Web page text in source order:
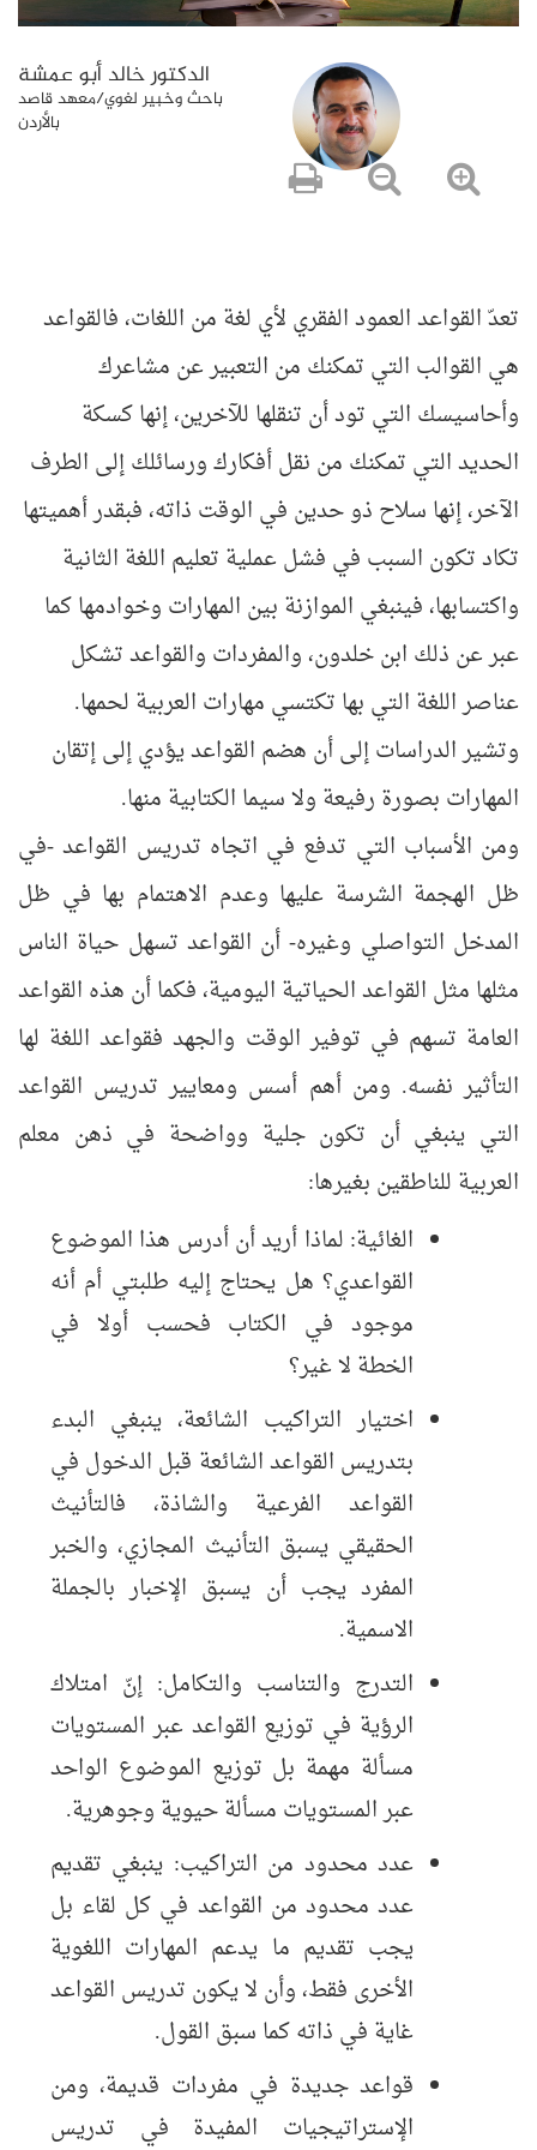
الدكتور خالد أبو عمشة
باحث وخبير لغوي/معهد قاصد
بالأردن
تعدّ القواعد العمود الفقري لأي لغة من اللغات، فالقواعد
هي القوالب التي تمكنك من التعبير عن مشاعرك
وأحاسيسك التي تود أن تنقلها للآخرين، إنها كسكة
الحديد التي تمكنك من نقل أفكارك ورسائلك إلى الطرف
الآخر، إنها سلاح ذو حدين في الوقت ذاته، فبقدر أهميتها
تكاد تكون السبب في فشل عملية تعليم اللغة الثانية
واكتسابها، فينبغي الموازنة بين المهارات وخوادمها كما
عبر عن ذلك ابن خلدون، والمفردات والقواعد تشكل
عناصر اللغة التي بها تكتسي مهارات العربية لحمها.
وتشير الدراسات إلى أن هضم القواعد يؤدي إلى إتقان
المهارات بصورة رفيعة ولا سيما الكتابية منها.
ومن الأسباب التي تدفع في اتجاه تدريس القواعد -في
ظل الهجمة الشرسة عليها وعدم الاهتمام بها في ظل
المدخل التواصلي وغيره- أن القواعد تسهل حياة الناس
مثلها مثل القواعد الحياتية اليومية، فكما أن هذه القواعد
العامة تسهم في توفير الوقت والجهد فقواعد اللغة لها
التأثير نفسه. ومن أهم أسس ومعايير تدريس القواعد
التي ينبغي أن تكون جلية وواضحة في ذهن معلم
العربية للناطقين بغيرها:
الغائية: لماذا أريد أن أدرس هذا الموضوع
القواعدي؟ هل يحتاج إليه طلبتي أم أنه
موجود في الكتاب فحسب أولا في
الخطة لا غير؟
اختيار التراكيب الشائعة، ينبغي البدء
بتدريس القواعد الشائعة قبل الدخول في
القواعد الفرعية والشاذة، فالتأنيث
الحقيقي يسبق التأنيث المجازي، والخبر
المفرد يجب أن يسبق الإخبار بالجملة
الاسمية.
التدرج والتناسب والتكامل: إنّ امتلاك
الرؤية في توزيع القواعد عبر المستويات
مسألة مهمة بل توزيع الموضوع الواحد
عبر المستويات مسألة حيوية وجوهرية.
عدد محدود من التراكيب: ينبغي تقديم
عدد محدود من القواعد في كل لقاء بل
يجب تقديم ما يدعم المهارات اللغوية
الأخرى فقط، وأن لا يكون تدريس القواعد
غاية في ذاته كما سبق القول.
قواعد جديدة في مفردات قديمة، ومن
الإستراتيجيات المفيدة في تدريس